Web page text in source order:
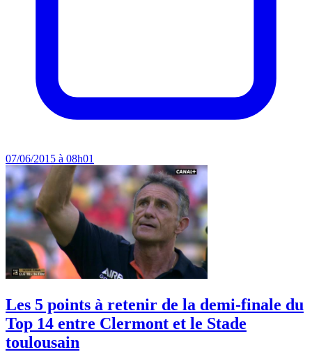
07/06/2015 à 08h01
Les 5 points à retenir de la demi-finale du
Top 14 entre Clermont et le Stade
toulousain